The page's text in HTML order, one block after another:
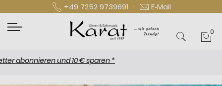
+49 7252 9739691 · E‑Mail
0
und 10 € sparen *